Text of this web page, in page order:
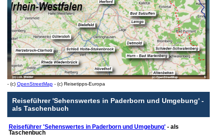
- (c) OpenStreetMap- (c) Reisetipps-Europa
Reiseführer 'Sehenswertes in Paderborn und Umgebung' -
als Taschenbuch
Reiseführer 'Sehenswertes in Paderborn und Umgebung'- als
Taschenbuch